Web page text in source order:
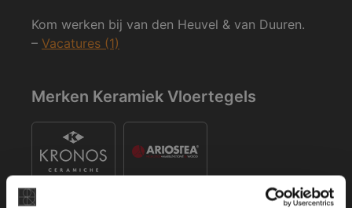
Kom werken bij van den Heuvel & van Duuren.
– Vacatures (1)
Merken Keramiek Vloertegels